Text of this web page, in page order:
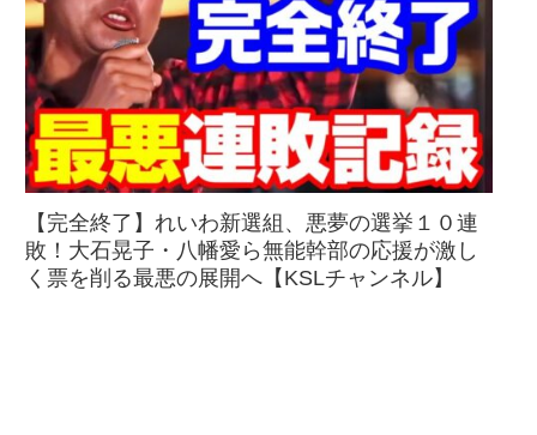
【完全終了】れいわ新選組、悪夢の選挙１０連
敗！大石晃子・八幡愛ら無能幹部の応援が激し
く票を削る最悪の展開へ【KSLチャンネル】